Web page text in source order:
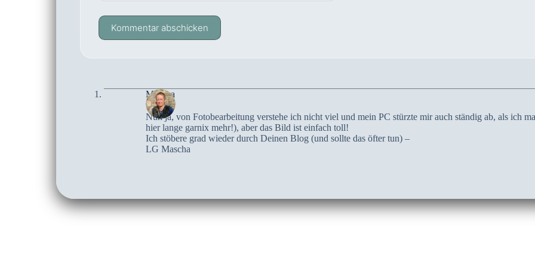
Kommentar abschicken
Mascha
Nun ja, von Fotobearbeitung verstehe ich nicht viel und mein PC stürzte mir auch ständig ab, als ich
hier lange garnix mehr!), aber das Bild ist einfach toll!
Ich stöbere grad wieder durch Deinen Blog (und sollte das öfter tun) –
LG Mascha